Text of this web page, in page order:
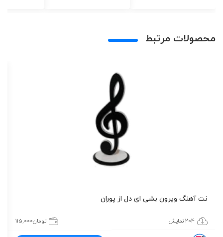
محصولات مرتبط
نت آهنگ ویرون بشی ای دل از پوران
204 نمایش تومان115,000